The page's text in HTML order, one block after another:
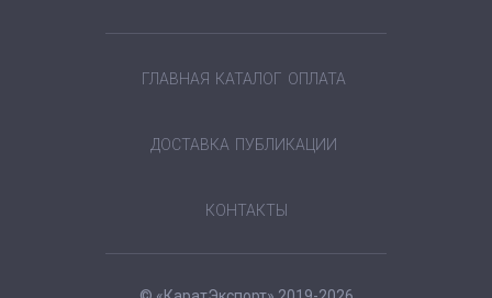
ГЛАВНАЯ КАТАЛОГ ОПЛАТА
ДОСТАВКА ПУБЛИКАЦИИ
КОНТАКТЫ